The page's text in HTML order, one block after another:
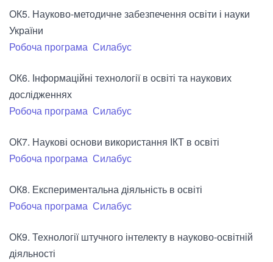
ОК5. Науково-методичне забезпечення освіти і науки
України
Робоча програма Силабус
ОК6. Інформаційні технології в освіті та наукових
дослідженнях
Робоча програма Силабус
ОК7. Наукові основи використання ІКТ в освіті
Робоча програма Силабус
ОК8. Експериментальна діяльність в освіті
Робоча програма Силабус
ОК9. Технології штучного інтелекту в науково-освітній
діяльності